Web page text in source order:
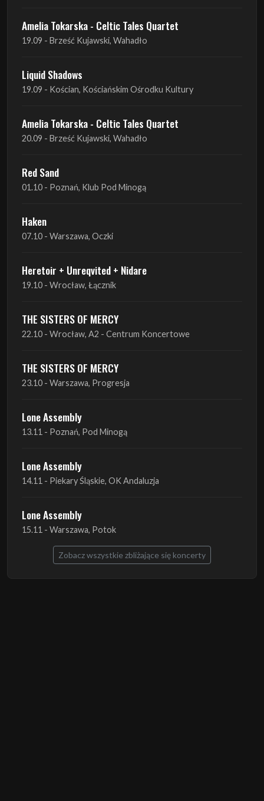
Liquid Shadows
19.09 - Kościan, Kościańskim Ośrodku Kultury
Amelia Tokarska - Celtic Tales Quartet
20.09 - Brześć Kujawski, Wahadło
Red Sand
Haken
Heretoir + Unreqvited + Nidare
THE SISTERS OF MERCY
22.10 - Wrocław, A2 - Centrum Koncertowe
THE SISTERS OF MERCY
Lone Assembly
Lone Assembly
14.11 - Piekary Śląskie, OK Andaluzja
Lone Assembly
15.11 - Warszawa, Potok